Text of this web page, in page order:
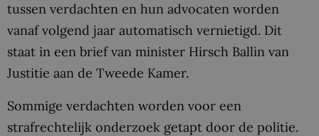
tussen verdachten en hun advocaten worden
vanaf volgend jaar automatisch vernietigd. Dit
staat in een brief van minister Hirsch Ballin van
Justitie aan de Tweede Kamer.
Sommige verdachten worden voor een
strafrechtelijk onderzoek getapt door de politie.